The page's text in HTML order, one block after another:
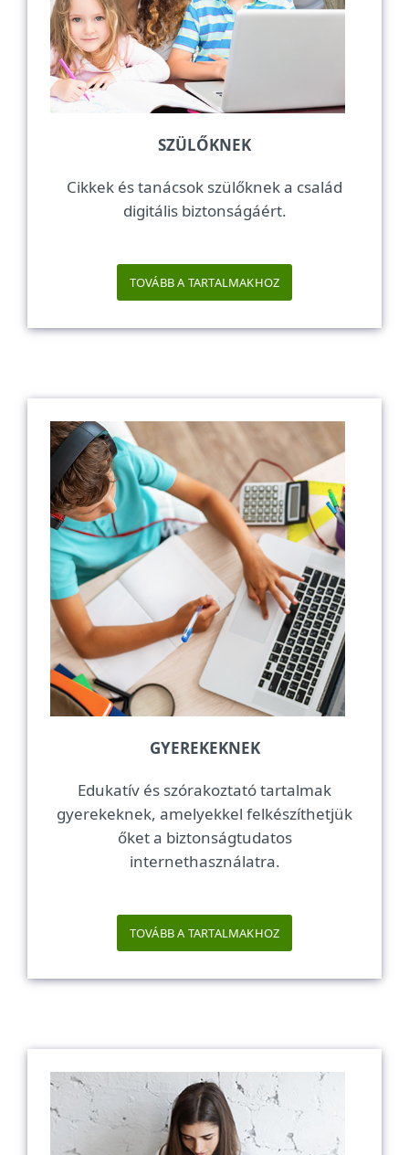
SZÜLŐKNEK
Cikkek és tanácsok szülőknek a család
digitális biztonságáért.
TOVÁBB A TARTALMAKHOZ
GYEREKEKNEK
Edukatív és szórakoztató tartalmak
gyerekeknek, amelyekkel felkészíthetjük
őket a biztonságtudatos
internethasználatra.
TOVÁBB A TARTALMAKHOZ